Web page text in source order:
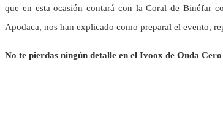
que en esta ocasión contará con la Coral de Binéfar
Apodaca, nos han explicado como preparal el evento,
No te pierdas ningún detalle en el Ivoox de Onda